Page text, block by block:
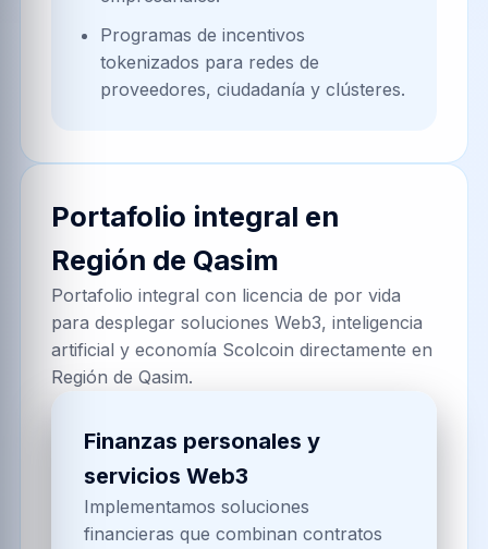
Programas de incentivos
tokenizados para redes de
proveedores, ciudadanía y clústeres.
Portafolio integral en
Región de Qasim
Portafolio integral con licencia de por vida
para desplegar soluciones Web3, inteligencia
artificial y economía Scolcoin directamente en
Región de Qasim.
Finanzas personales y
servicios Web3
Implementamos soluciones
financieras que combinan contratos